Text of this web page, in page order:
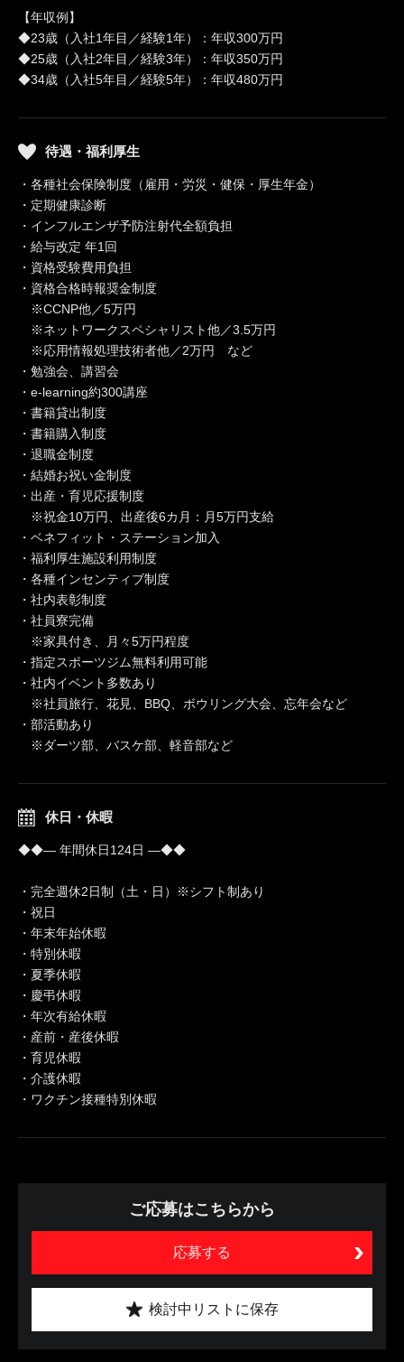
【年収例】
◆23歳（入社1年目／経験1年）：年収300万円
◆25歳（入社2年目／経験3年）：年収350万円
◆34歳（入社5年目／経験5年）：年収480万円
待遇・福利厚生
・各種社会保険制度（雇用・労災・健保・厚生年金）
・定期健康診断
・インフルエンザ予防注射代全額負担
・給与改定 年1回
・資格受験費用負担
・資格合格時報奨金制度
※CCNP他／5万円
※ネットワークスペシャリスト他／3.5万円
※応用情報処理技術者他／2万円 など
・勉強会、講習会
・e-learning約300講座
・書籍貸出制度
・書籍購入制度
・退職金制度
・結婚お祝い金制度
・出産・育児応援制度
※祝金10万円、出産後6カ月：月5万円支給
・ベネフィット・ステーション加入
・福利厚生施設利用制度
・各種インセンティブ制度
・社内表彰制度
・社員寮完備
※家具付き、月々5万円程度
・指定スポーツジム無料利用可能
・社内イベント多数あり
※社員旅行、花見、BBQ、ボウリング大会、忘年会など
・部活動あり
※ダーツ部、バスケ部、軽音部など
休日・休暇
◆◆― 年間休日124日 ―◆◆
・完全週休2日制（土・日）※シフト制あり
・祝日
・年末年始休暇
・特別休暇
・夏季休暇
・慶弔休暇
・年次有給休暇
・産前・産後休暇
・育児休暇
・介護休暇
・ワクチン接種特別休暇
ご応募はこちらから
応募する
検討中リストに保存